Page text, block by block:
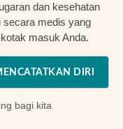
dan kesehatan
secara medis yang
masuk Anda.
DIRI
bagi kita